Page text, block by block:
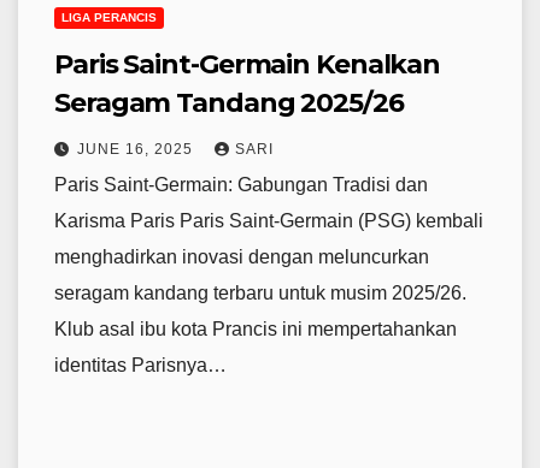
LIGA PERANCIS
Paris Saint-Germain Kenalkan
Seragam Tandang 2025/26
JUNE 16, 2025 SARI
Paris Saint-Germain: Gabungan Tradisi dan
Karisma Paris Paris Saint-Germain (PSG) kembali
menghadirkan inovasi dengan meluncurkan
seragam kandang terbaru untuk musim 2025/26.
Klub asal ibu kota Prancis ini mempertahankan
identitas Parisnya…